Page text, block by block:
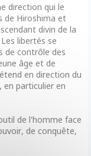
direction qui le
de Hiroshima et
divin de la
libertés se
de contrôle des
âge et de
en direction du
particulier en
de l'homme face
de conquête,